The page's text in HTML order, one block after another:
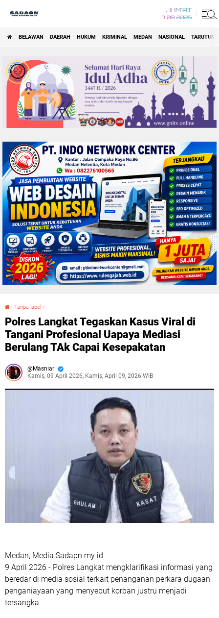
JUM'AT
7 08 2026
BELAWAN DAERAH HUKUM KRIMINAL MEDAN NASIONAL TARUTUNG
› Tanpa label ›
Polres Langkat Tegaskan Kasus Viral di
Tangani Profesional Uapaya Mediasi
Berulang TAk Capai Kesepakatan
Masniar
Kamis, 09 April 2026, Kamis, April 09, 2026 WIB
Medan, Media Sadapn my id
9 April 2026 - Polres Langkat mengklarifikasi informasi yang
beredar di media sosial terkait penanganan perkara dugaan
penganiayaan yang menyebut korban justru menjadi
tersangka.